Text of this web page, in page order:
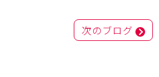
次のブログ